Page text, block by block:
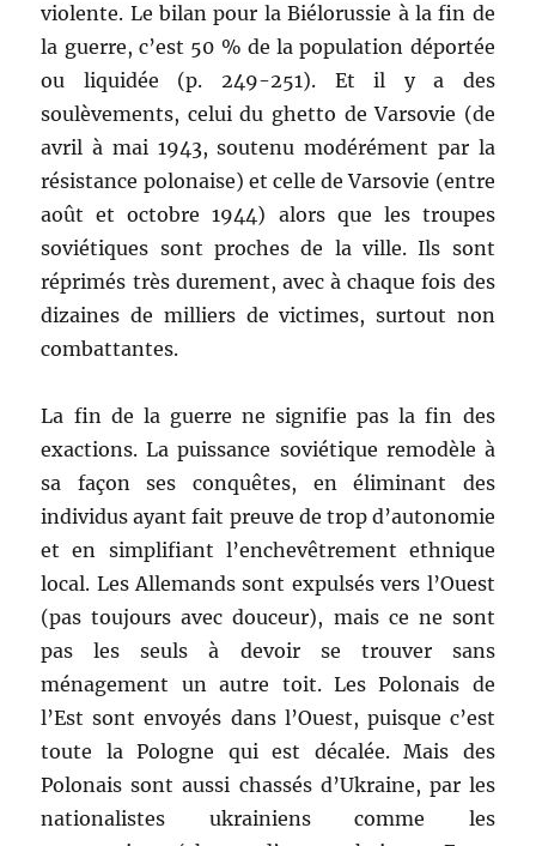
violente. Le bilan pour la Biélorussie à la fin de
la guerre, c’est 50 % de la population déportée
ou liquidée (p. 249-251). Et il y a des
soulèvements, celui du ghetto de Varsovie (de
avril à mai 1943, soutenu modérément par la
résistance polonaise) et celle de Varsovie (entre
août et octobre 1944) alors que les troupes
soviétiques sont proches de la ville. Ils sont
réprimés très durement, avec à chaque fois des
dizaines de milliers de victimes, surtout non
combattantes.
La fin de la guerre ne signifie pas la fin des
exactions. La puissance soviétique remodèle à
sa façon ses conquêtes, en éliminant des
individus ayant fait preuve de trop d’autonomie
et en simplifiant l’enchevêtrement ethnique
local. Les Allemands sont expulsés vers l’Ouest
(pas toujours avec douceur), mais ce ne sont
pas les seuls à devoir se trouver sans
ménagement un autre toit. Les Polonais de
l’Est sont envoyés dans l’Ouest, puisque c’est
toute la Pologne qui est décalée. Mais des
Polonais sont aussi chassés d’Ukraine, par les
nationalistes ukrainiens comme les